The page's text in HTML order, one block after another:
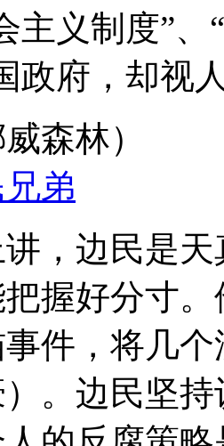
主义制度”
政府，却视
森林）
弟
，边民是
握好分寸
件，将几
。边民坚